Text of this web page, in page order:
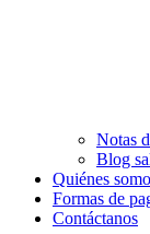
Notas
Blog
Quiénes
Formas de
Contáctanos